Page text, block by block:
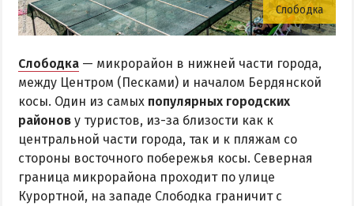
Слободка
Слободка — микрорайон в нижней части города,
между Центром (Песками) и началом Бердянской
косы. Один из самых популярных городских
районов у туристов, из-за близости как к
центральной части города, так и к пляжам со
стороны восточного побережья косы. Северная
граница микрорайона проходит по улице
Курортной, на западе Слободка граничит с